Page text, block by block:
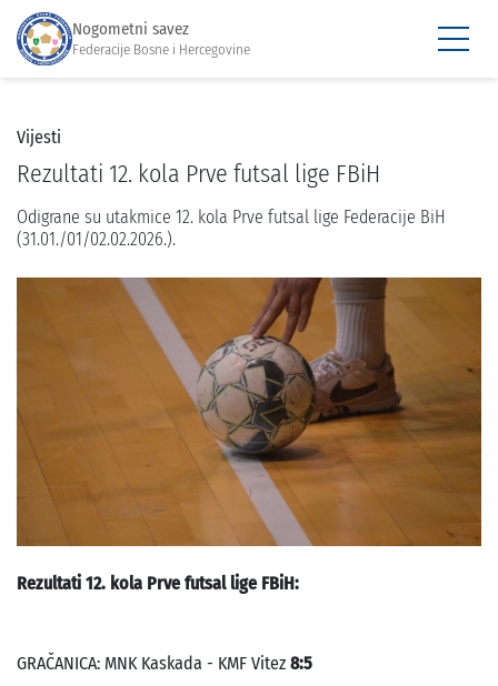
Nogometni savez
Federacije Bosne i Hercegovine
Vijesti
Rezultati 12. kola Prve futsal lige FBiH
Odigrane su utakmice 12. kola Prve futsal lige Federacije BiH
(31.01./01/02.02.2026.).
Rezultati 12. kola Prve futsal lige FBiH:
GRAČANICA: MNK Kaskada - KMF Vitez 8:5